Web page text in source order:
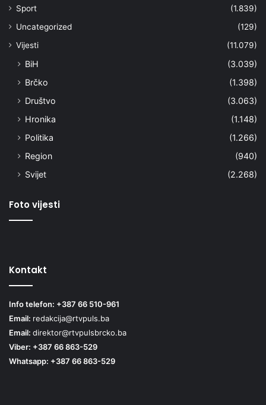
Sport
(1.839)
Uncategorized
(129)
Vijesti
(11.079)
BiH
(3.039)
Brčko
(1.398)
Društvo
(3.063)
Hronika
(1.148)
Politika
(1.266)
Region
(940)
Svijet
(2.268)
Foto vijesti
Kontakt
Info telefon: +387 66 510-961
Email: redakcija@rtvpuls.ba
Email: direktor@rtvpulsbrcko.ba
Viber: +387 66 863-529
Whatsapp: +387 66 863-529